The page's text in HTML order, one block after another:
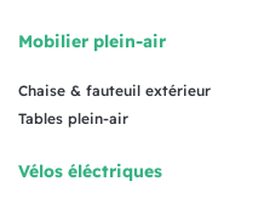
Mobilier plein-air
Chaise & fauteuil extérieur
Tables plein-air
Vélos éléctriques